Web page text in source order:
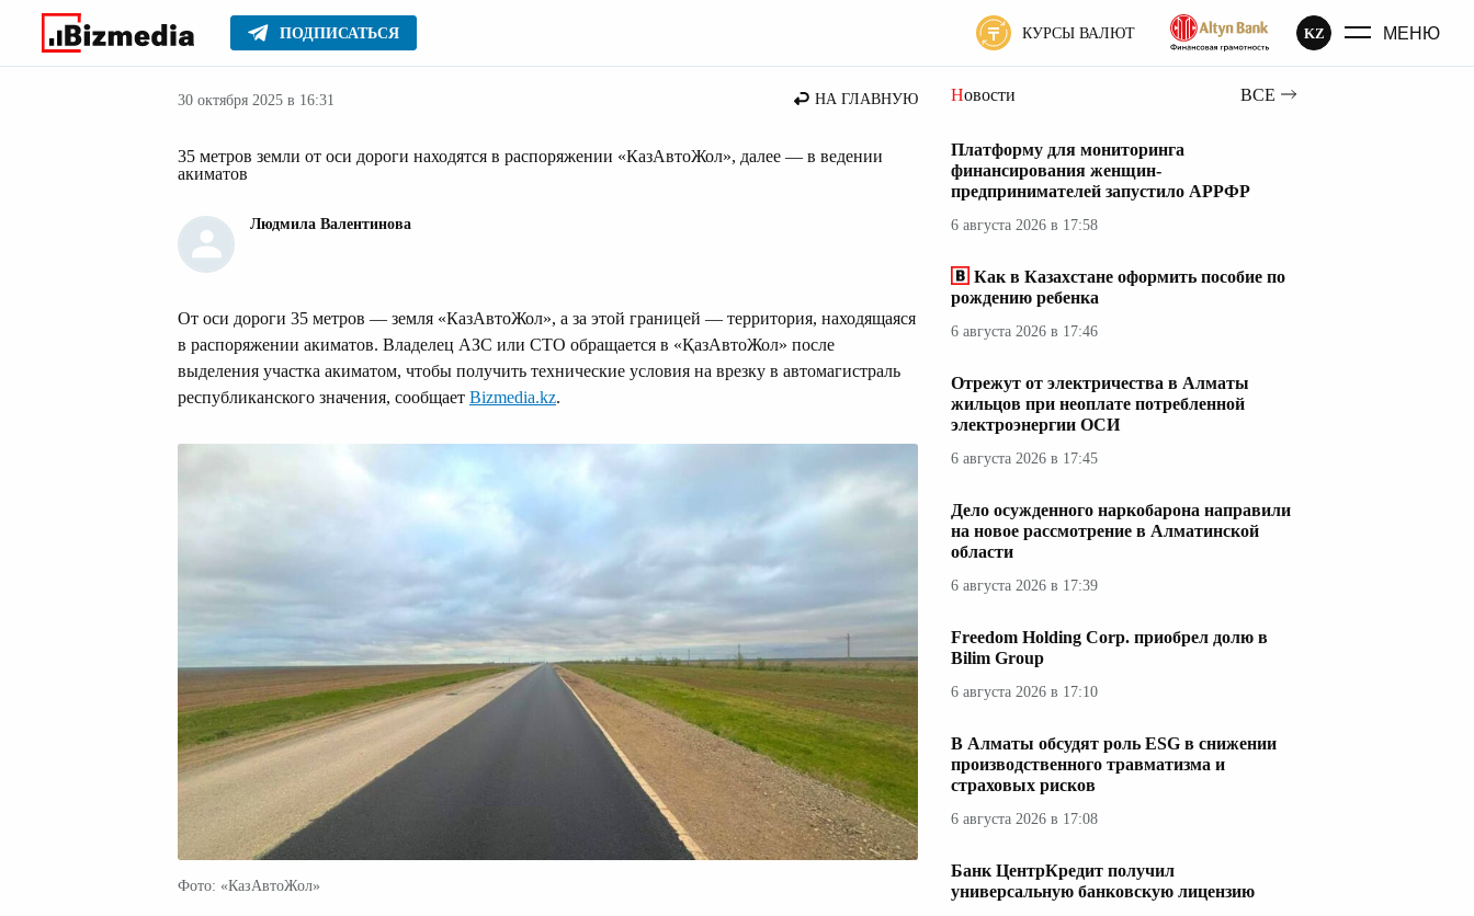
ПОДПИСАТЬСЯ КУРСЫ ВАЛЮТ KZ МЕНЮ
Главное Стиль жизни
30 октября 2025 в 16:31 НА ГЛАВНУЮ
35 метров земли от оси дороги находятся в распоряжении «КазАвтоЖол», далее — в ведении
акиматов
Людмила Валентинова
От оси дороги 35 метров — земля «КазАвтоЖол», а за этой границей — территория, находящаяся
в распоряжении акиматов. Владелец АЗС или СТО обращается в «ҚазАвтоЖол» после
выделения участка акиматом, чтобы получить технические условия на врезку в автомагистраль
республиканского значения, сообщает Bizmedia.kz.
Фото: «КазАвтоЖол»
Новости ВСЕ
Платформу для мониторинга
финансирования женщин-
предпринимателей запустило АРРФР
6 августа 2026 в 17:58
Как в Казахстане оформить пособие по
рождению ребенка
6 августа 2026 в 17:46
Отрежут от электричества в Алматы
жильцов при неоплате потребленной
электроэнергии ОСИ
6 августа 2026 в 17:45
Дело осужденного наркобарона направили
на новое рассмотрение в Алматинской
области
6 августа 2026 в 17:39
Freedom Holding Corp. приобрел долю в
Bilim Group
6 августа 2026 в 17:10
В Алматы обсудят роль ESG в снижении
производственного травматизма и
страховых рисков
6 августа 2026 в 17:08
Банк ЦентрКредит получил
универсальную банковскую лицензию